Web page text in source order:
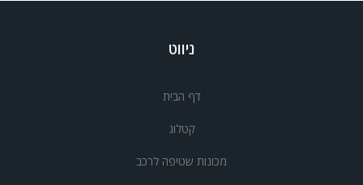
ניווט
דף הבית
קטלוג
מכונות שטיפה לרכב